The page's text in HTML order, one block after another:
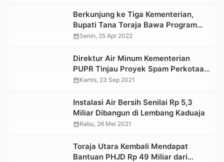
Berkunjung ke Tiga Kementerian,
Bupati Tana Toraja Bawa Program
Strategis
calendar_monthSenin, 25 Apr 2022
Direktur Air Minum Kementerian
PUPR Tinjau Proyek Spam Perkotaan
dan Pedesaan di Toraja Utara
calendar_monthKamis, 23 Sep 2021
Instalasi Air Bersih Senilai Rp 5,3
Miliar Dibangun di Lembang Kaduaja
calendar_monthRabu, 26 Mei 2021
Toraja Utara Kembali Mendapat
Bantuan PHJD Rp 49 Miliar dari